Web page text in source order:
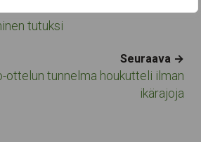
tutuksi
Seuraava →
ottelun tunnelma houkutteli ilman
ikärajoja